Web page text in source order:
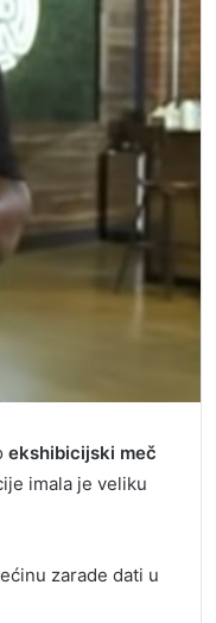
ekshibicijski meč
imala je veliku
zarade dati u